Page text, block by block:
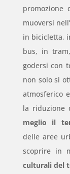
promozione
muoversi
in bicicletta,
bus, in
godersi con
non solo si
atmosferico
la riduzione
meglio il
delle aree
scoprire in
culturali del